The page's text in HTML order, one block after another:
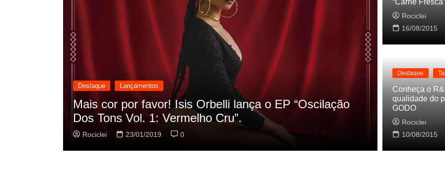
Destaque Lançamentos
Rashid vai buscar nos HQs as referencias do clipe de
sua nova música
Rociclei 22/01/2019 0
Destaque
Cynthia
Baleiro
Rociclei
“Carne Fresca”
Rociclei
16/08/2015
Destaque
Conheça o
qualidade do
GODO
Rociclei
10/08/2015